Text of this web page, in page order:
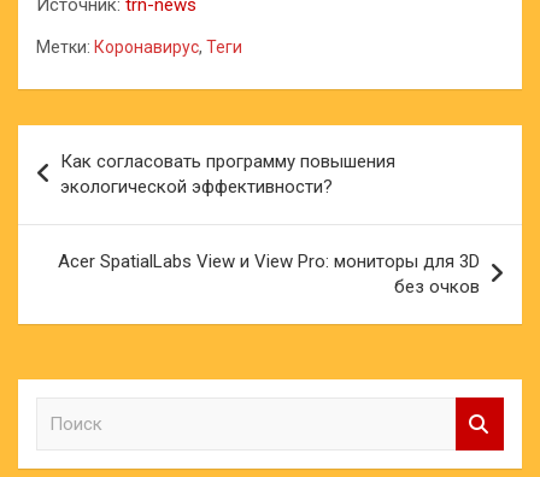
Источник: trn-news
Метки: Коронавирус, Теги
по
записям
Как согласовать программу повышения
экологической эффективности?
Acer SpatialLabs View и View Pro: мониторы для 3D
без очков